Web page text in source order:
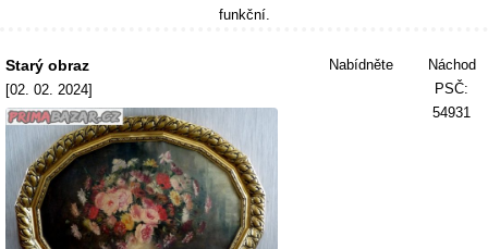
funkční.
Starý obraz
[02. 02. 2024]
Nabídněte
Náchod
PSČ:
54931